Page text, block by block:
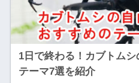
1日で終わる！カブトム
テーマ7選を紹介